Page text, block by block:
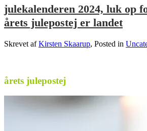
julekalenderen 2024, luk op
årets julepostej er landet
Skrevet afKirsten Skaarup, Posted in
årets julepostej